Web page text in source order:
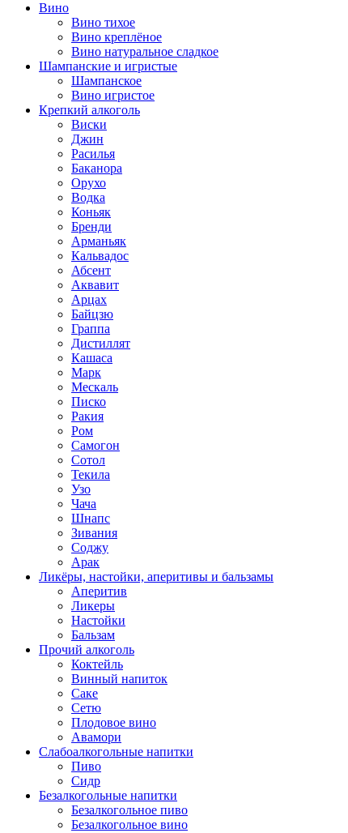
Вино
Вино тихое
Вино креплёное
Вино натуральное сладкое
Шампанские и игристые
Шампанское
Вино игристое
Крепкий алкоголь
Виски
Джин
Расилья
Баканора
Орухо
Водка
Коньяк
Бренди
Арманьяк
Кальвадос
Абсент
Аквавит
Арцах
Байцзю
Граппа
Дистиллят
Кашаса
Марк
Мескаль
Писко
Ракия
Ром
Самогон
Сотол
Текила
Узо
Чача
Шнапс
Зивания
Соджу
Арак
Ликёры, настойки, аперитивы и бальзамы
Аперитив
Ликеры
Настойки
Бальзам
Прочий алкоголь
Коктейль
Винный напиток
Саке
Сетю
Плодовое вино
Авамори
Слабоалкогольные напитки
Пиво
Сидр
Безалкогольные напитки
Безалкогольное пиво
Безалкогольное вино